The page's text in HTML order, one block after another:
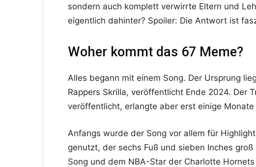
sondern auch komplett verwirrte Eltern und
eigentlich dahinter? Spoiler: Die Antwort ist
Woher kommt das 67 Meme?
Alles begann mit einem Song. Der Ursprung
Rappers Skrilla, veröffentlicht Ende 2024. Der
veröffentlicht, erlangte aber erst einige
Anfangs wurde der Song vor allem für
genutzt, der sechs Fuß und sieben Inches
Song und dem NBA-Star der Charlotte